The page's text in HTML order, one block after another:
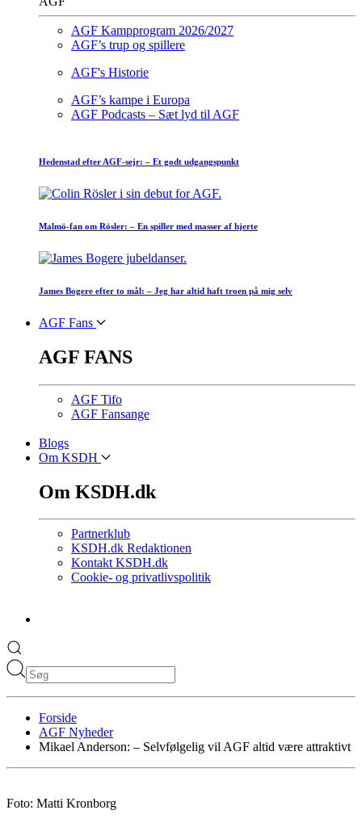
AGF Kampprogram 2026/2027
AGF’s trup og spillere
AGF's Historie
AGF’s kampe i Europa
AGF Podcasts – Sæt lyd til AGF
Hedenstad efter AGF-sejr: – Et godt udgangspunkt
Malmö-fan om Rösler: – En spiller med masser af hjerte
James Bogere efter to mål: – Jeg har altid haft troen på mig selv
AGF Fans
AGF FANS
AGF Tifo
AGF Fansange
Blogs
Om KSDH
Om KSDH.dk
Partnerklub
KSDH.dk Redaktionen
Kontakt KSDH.dk
Cookie- og privatlivspolitik
Forside
AGF Nyheder
Mikael Anderson: – Selvfølgelig vil AGF altid være attraktivt
Foto: Matti Kronborg